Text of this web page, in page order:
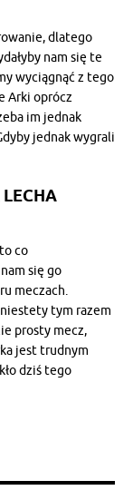
dlatego
nam się te
wyciągnąć z tego
Arki oprócz
im jednak
jednak wygrali
co
się go
meczach.
tym razem
prosty mecz,
jest trudnym
dziś tego